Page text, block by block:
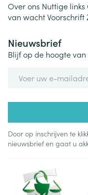
Over ons Nuttige links
van wachtVoorschrift
Nieuwsbrief
Blijf op de hoogte
Door op inschrijven te
nieuwsbrief en gaat u